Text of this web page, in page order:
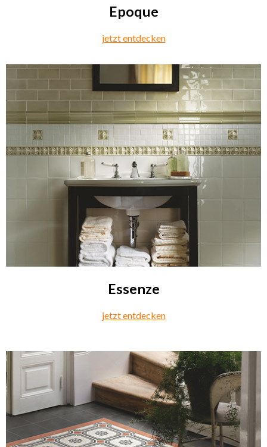
Epoque
jetzt entdecken
Essenze
jetzt entdecken